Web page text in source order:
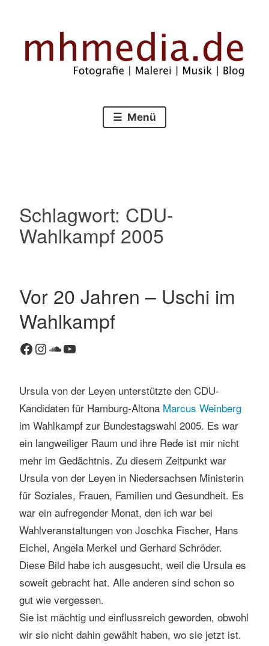
springen
mhmedia.de
Menü
Schlagwort: CDU-
Wahlkampf 2005
Vor 20 Jahren – Uschi im
Wahlkampf
Facebook
Instagram
SoundCloud
YouTube
Ursula von der Leyen unterstützte den CDU-
Kandidaten für Hamburg-Altona Marcus Weinberg
im Wahlkampf zur Bundestagswahl 2005. Es war
ein langweiliger Raum und ihre Rede ist mir nicht
mehr im Gedächtnis. Zu diesem Zeitpunkt war
Ursula von der Leyen in Niedersachsen Ministerin
für Soziales, Frauen, Familien und Gesundheit. Es
war ein aufregender Monat, den ich war bei
Wahlveranstaltungen von Joschka Fischer, Hans
Eichel, Angela Merkel und Gerhard Schröder.
Diese Bild habe ich ausgesucht, weil die Ursula es
soweit gebracht hat. Alle anderen sind schon so
gut wie vergessen.
Sie ist mächtig und einflussreich geworden, obwohl
wir sie nicht dahin gewählt haben, wo sie jetzt ist.
K
t
a
r
n
t
e
a
s
s
e